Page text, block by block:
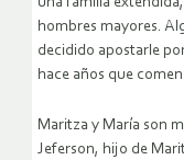
hombres mayores.
decidido apostarle
hace años que
Maritza y María son
Jeferson, hijo de